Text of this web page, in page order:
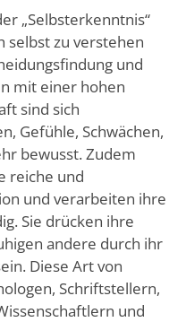
„Selbsterkenntnis“
selbst zu verstehen
und
mit einer hohen
sind sich
Gefühle, Schwächen,
bewusst. Zudem
reiche und
und verarbeiten ihre
Sie drücken ihre
andere durch ihr
Diese Art von
Schriftstellern,
und